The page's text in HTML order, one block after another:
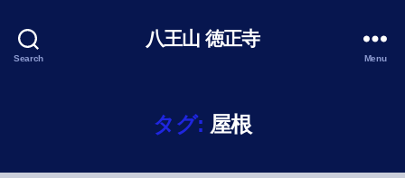
Search
八王山 徳正寺
Menu
タグ: 屋根